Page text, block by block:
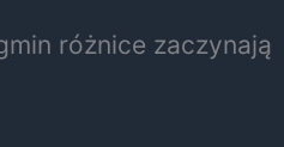
różnice zaczynają